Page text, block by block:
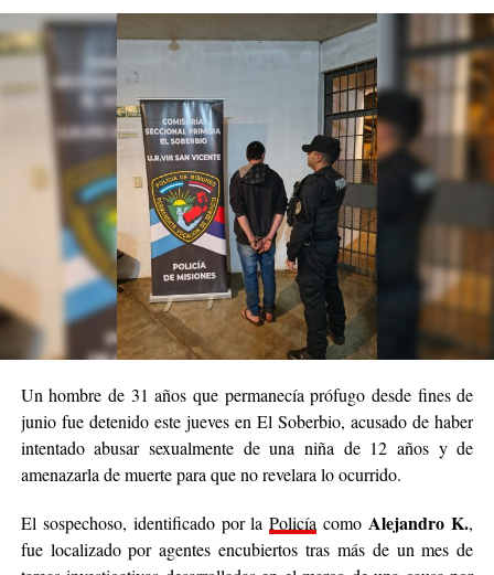
Un hombre de 31 años que permanecía prófugo desde fines de
junio fue detenido este jueves en El Soberbio, acusado de haber
intentado abusar sexualmente de una niña de 12 años y de
amenazarla de muerte para que no revelara lo ocurrido.
El sospechoso, identificado por laPolicía comoAlejandro K.,
fue localizado por agentes encubiertos tras más de un mes de